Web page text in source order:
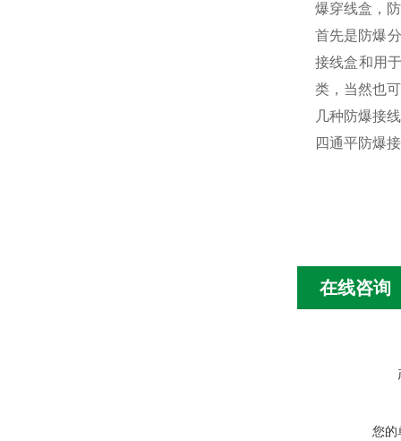
爆穿线盒，
首先是防爆
接线盒和用
类，当然也
几种防爆接
四通平防爆
在线咨询
您的